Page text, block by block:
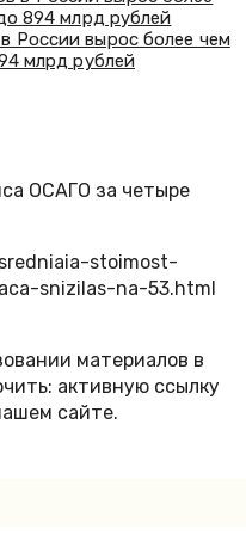
России вырос более чем
млрд рублей
ОСАГО за четыре
stoimost-
snizilas-na-53.html
материалов в
активную ссылку
сайте.